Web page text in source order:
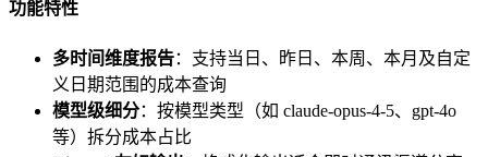
功能特性
多时间维度报告：支持当日、昨日、本周、本月及自定
义日期范围的成本查询
模型级细分：按模型类型（如 claude-opus-4-5、gpt-4o
等）拆分成本占比